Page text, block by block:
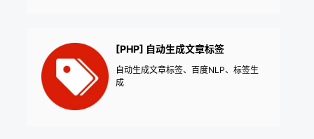
[PHP] 自动生成文章标签
自动生成文章标签、百度NLP、标签生
成